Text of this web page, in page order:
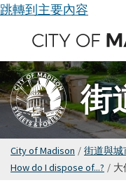
跳轉到主要內容
街
City of Madison / 街道與城
How do I dispose of...? / 大